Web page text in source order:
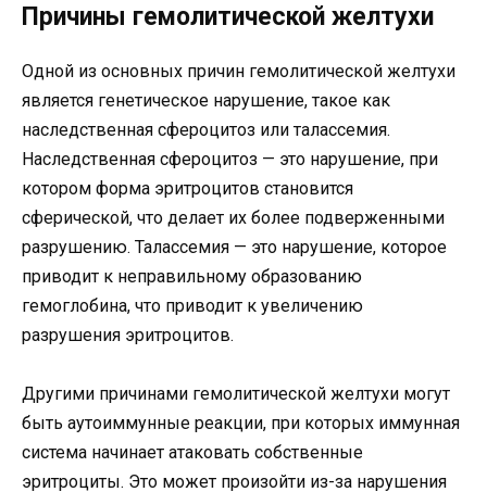
Причины гемолитической желтухи
Одной из основных причин гемолитической желтухи
является генетическое нарушение, такое как
наследственная сфероцитоз или талассемия.
Наследственная сфероцитоз — это нарушение, при
котором форма эритроцитов становится
сферической, что делает их более подверженными
разрушению. Талассемия — это нарушение, которое
приводит к неправильному образованию
гемоглобина, что приводит к увеличению
разрушения эритроцитов.
Другими причинами гемолитической желтухи могут
быть аутоиммунные реакции, при которых иммунная
система начинает атаковать собственные
эритроциты. Это может произойти из-за нарушения